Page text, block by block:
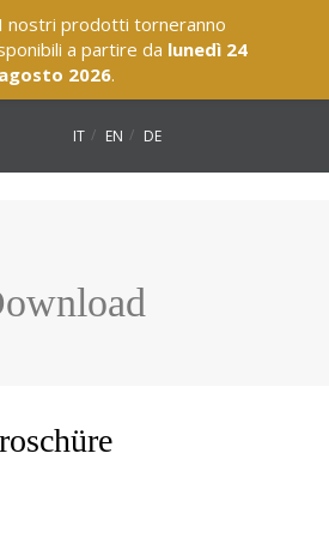
IT EN DE
prodotti torneranno
a partire da lunedì 24
agosto 2026.